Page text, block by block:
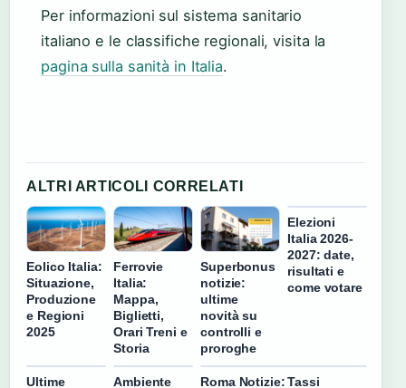
Per informazioni sul sistema sanitario
italiano e le classifiche regionali, visita la
pagina sulla sanità in Italia.
ALTRI ARTICOLI CORRELATI
Eolico Italia:
Situazione,
Produzione
e Regioni
2025
Ferrovie
Italia:
Mappa,
Biglietti,
Orari Treni e
Storia
Superbonus
notizie:
ultime
novità su
controlli e
proroghe
Elezioni
Italia 2026-
2027: date,
risultati e
come votare
Ultime
Ambiente
Roma Notizie:Tassi